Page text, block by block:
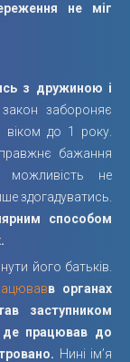
не міг
з дружиною і
забороняє
до 1 року.
бажання
не
здогадуватись.
способом
його батьків.
в органах
заступником
де працював до
Нині ім’я